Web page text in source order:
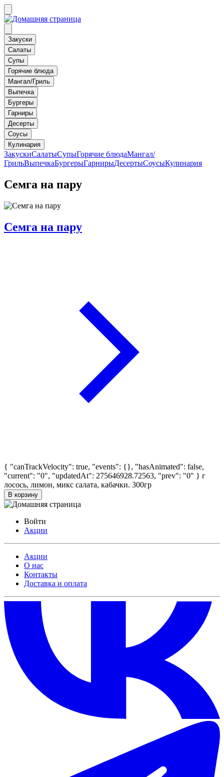
Закуски
Салаты
Супы
Горячие блюда
Мангал/Гриль
Выпечка
Бургеры
Гарниры
Десерты
Соусы
Кулинария
ЗакускиСалатыСупыГорячие блюдаМангал/
ГрильВыпечкаБургерыГарнирыДесертыСоусыКулинария
Семга на пару
Семга на пару
{ "canTrackVelocity": true, "events": {}, "hasAnimated": false,
"current": "0", "updatedAt": 275646928.72563, "prev": "0" } г
лосось, лимон, микс салата, кабачки. 300гр
В корзину
Войти
Акции
Акции
О нас
Контакты
Доставка и оплата